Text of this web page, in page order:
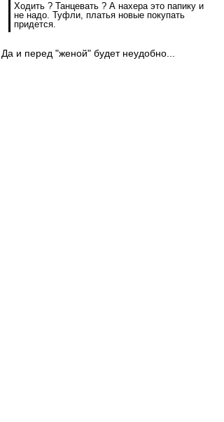
Ходить ? Танцевать ? А нахера это папику и
не надо. Туфли, платья новые покупать
придется.
Да и перед "женой" будет неудобно...